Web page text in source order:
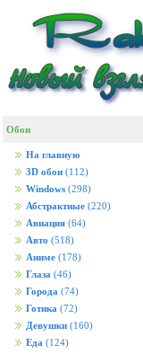
Обои
На главную
3D обои (112)
Windows (298)
Абстрактные (220)
Авиация (64)
Авто (518)
Аниме (178)
Глаза (46)
Города (74)
Готика (72)
Девушки (160)
Еда (124)